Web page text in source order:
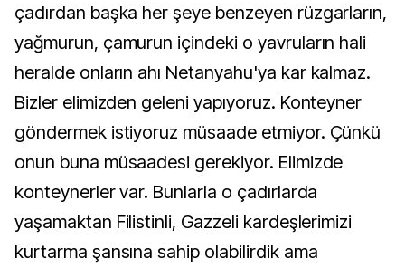
çadırdan başka her şeye benzeyen rüzgarların,
yağmurun, çamurun içindeki o yavruların hali
heralde onların ahı Netanyahu'ya kar kalmaz.
Bizler elimizden geleni yapıyoruz. Konteyner
göndermek istiyoruz müsaade etmiyor. Çünkü
onun buna müsaadesi gerekiyor. Elimizde
konteynerler var. Bunlarla o çadırlarda
yaşamaktan Filistinli, Gazzeli kardeşlerimizi
kurtarma şansına sahip olabilirdik ama